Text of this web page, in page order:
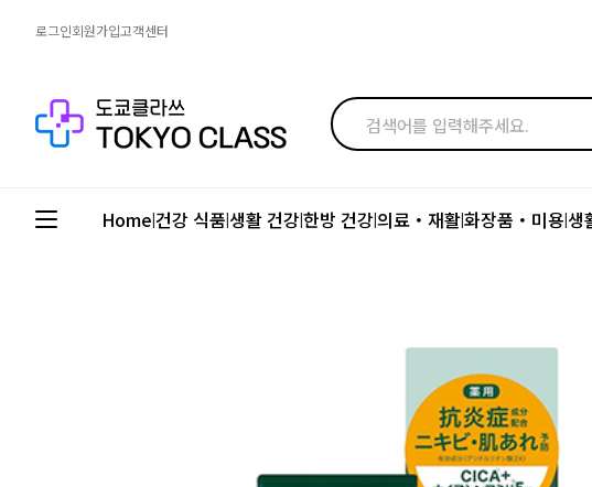
로그인회원가입고객센터
Home|건강 식품|생활 건강|한방 건강|의료・재활|화장품・미용|생